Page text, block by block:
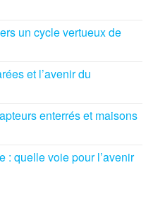
un cycle vertueux de
et l’avenir du
enterrés et maisons
: quelle voie pour l’avenir